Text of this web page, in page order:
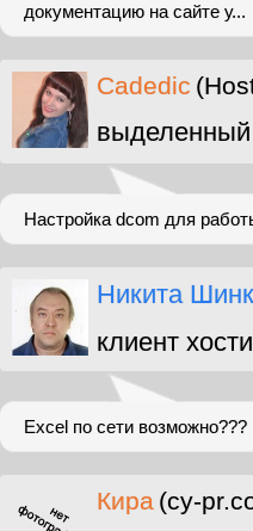
документацию на сайте у...
Cadedic
выделенный
Настройка dcom для
Никита
клиент
Excel по сети возможно???
Кира (cy-